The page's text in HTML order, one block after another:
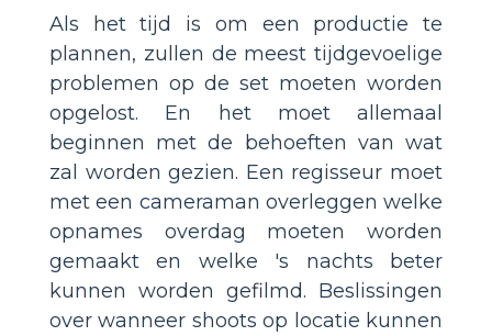
Als het tijd is om een productie te
plannen, zullen de meest tijdgevoelige
problemen op de set moeten worden
opgelost. En het moet allemaal
beginnen met de behoeften van wat
zal worden gezien. Een regisseur moet
met een cameraman overleggen welke
opnames overdag moeten worden
gemaakt en welke 's nachts beter
kunnen worden gefilmd. Beslissingen
over wanneer shoots op locatie kunnen